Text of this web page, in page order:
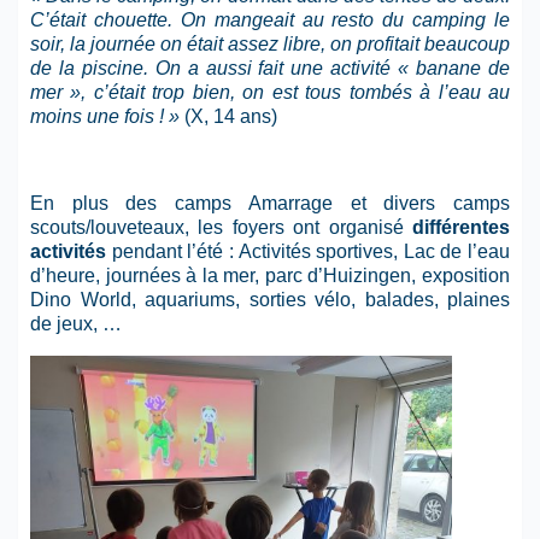
C’était chouette. On mangeait au resto du camping le
soir, la journée on était assez libre, on profitait beaucoup
de la piscine. On a aussi fait une activité « banane de
mer », c’était trop bien, on est tous tombés à l’eau au
moins une fois ! » (X, 14 ans)
En plus des camps Amarrage et divers camps
scouts/louveteaux, les foyers ont organisé différentes
activités pendant l’été : Activités sportives, Lac de l’eau
d’heure, journées à la mer, parc d’Huizingen, exposition
Dino World, aquariums, sorties vélo, balades, plaines
de jeux, …